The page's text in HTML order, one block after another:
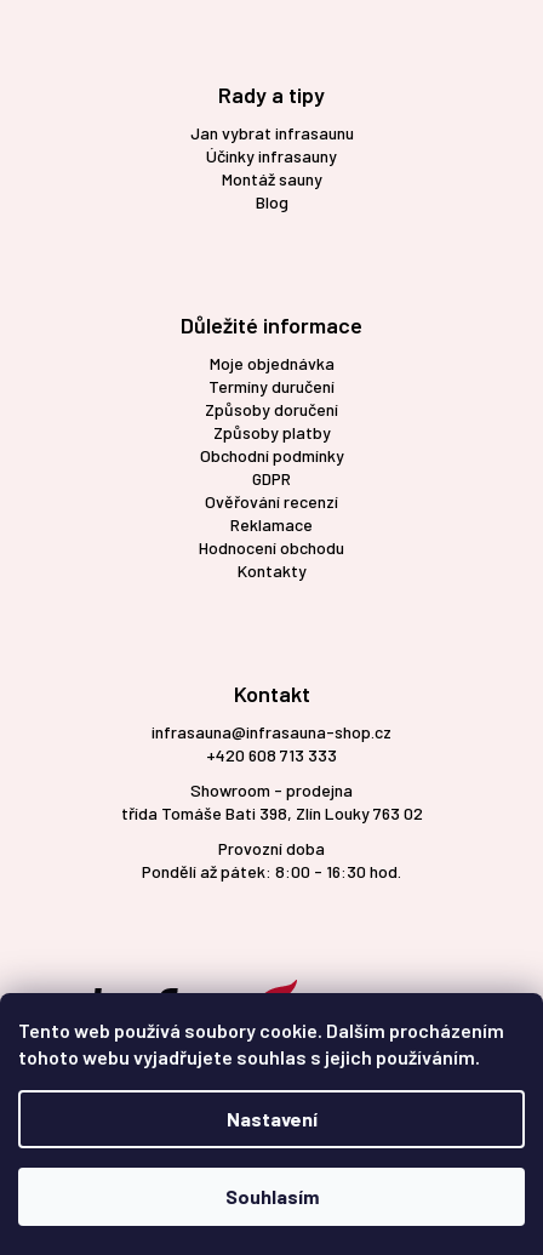
Tento web používá soubory cookie. Dalším procházením
tohoto webu vyjadřujete souhlas s jejich používáním.
Nastavení
Souhlasím
u
Rady a tipy
Jan vybrat infrasaunu
Účinky infrasauny
Montáž sauny
Blog
Důležité informace
Moje objednávka
Termíny duručení
Způsoby doručení
Způsoby platby
Obchodní podmínky
GDPR
Ověřování recenzí
Reklamace
Hodnocení obchodu
Kontakty
Kontakt
infrasauna@infrasauna-shop.cz
+420 608 713 333
Showroom - prodejna
třída Tomáše Bati 398, Zlín Louky 763 02
Provozní doba
Pondělí až pátek: 8:00 - 16:30 hod.
Vytvořil Shoptet
infrasauna-shop.cz
vyhrazena.